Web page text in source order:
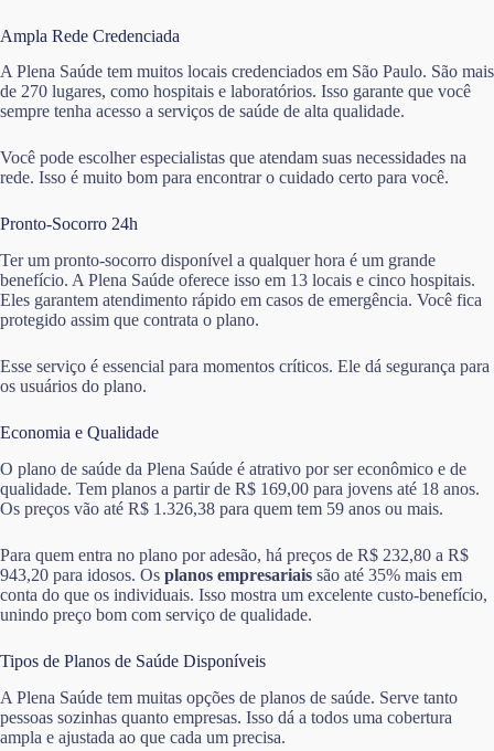
Ampla Rede Credenciada
A Plena Saúde tem muitos locais credenciados em São Paulo. São mais
de 270 lugares, como hospitais e laboratórios. Isso garante que você
sempre tenha acesso a serviços de saúde de alta qualidade.
Você pode escolher especialistas que atendam suas necessidades na
rede. Isso é muito bom para encontrar o cuidado certo para você.
Pronto-Socorro 24h
Ter um pronto-socorro disponível a qualquer hora é um grande
benefício. A Plena Saúde oferece isso em 13 locais e cinco hospitais.
Eles garantem atendimento rápido em casos de emergência. Você fica
protegido assim que contrata o plano.
Esse serviço é essencial para momentos críticos. Ele dá segurança para
os usuários do plano.
Economia e Qualidade
O plano de saúde da Plena Saúde é atrativo por ser econômico e de
qualidade. Tem planos a partir de R$ 169,00 para jovens até 18 anos.
Os preços vão até R$ 1.326,38 para quem tem 59 anos ou mais.
Para quem entra no plano por adesão, há preços de R$ 232,80 a R$
943,20 para idosos. Os planos empresariais são até 35% mais em
conta do que os individuais. Isso mostra um excelente custo-benefício,
unindo preço bom com serviço de qualidade.
Tipos de Planos de Saúde Disponíveis
A Plena Saúde tem muitas opções de planos de saúde. Serve tanto
pessoas sozinhas quanto empresas. Isso dá a todos uma cobertura
ampla e ajustada ao que cada um precisa.